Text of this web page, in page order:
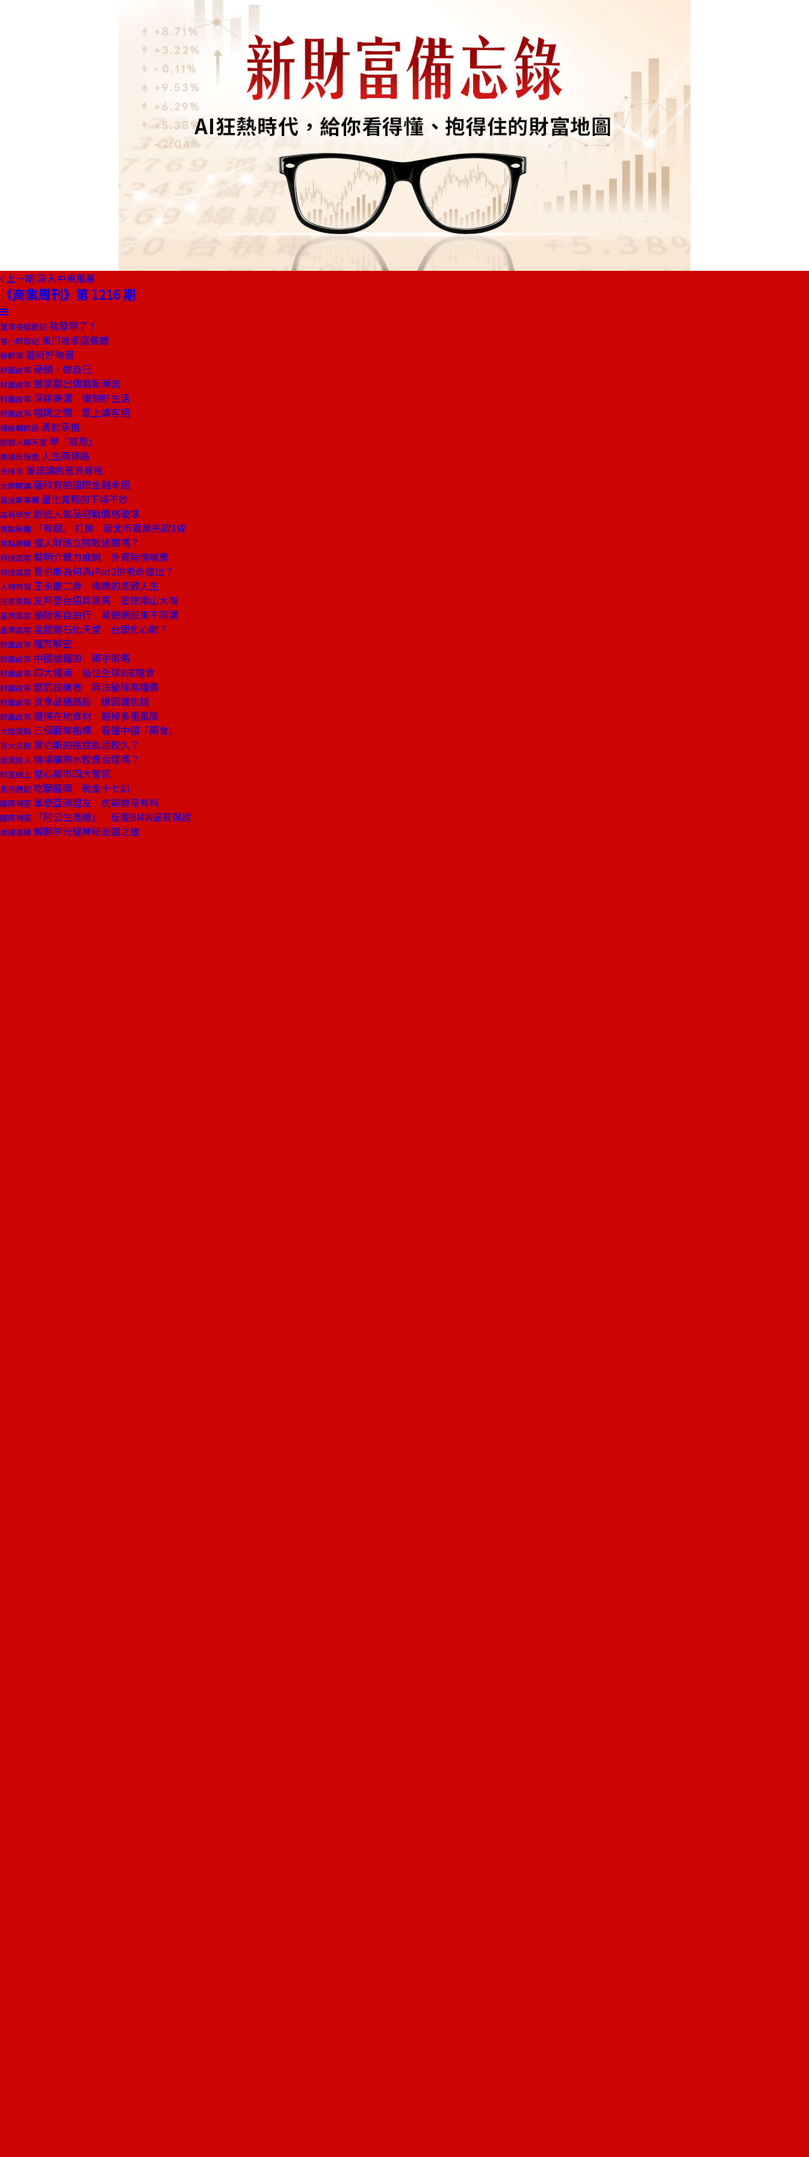
上一期 深入中東風暴
《商業周刊》第 1216 期
董事長嬉遊記 我發現了！
嘗小鮮筆記 東爪哇家庭餐廳
新鮮事 藝術好陶器
封面故事 硬頸，做自己
封面故事 雙掌翻出偶戲新潮流
封面故事 深耕美濃 復刻好生活
封面故事 唱跳之間 愛上講客語
總編輯的話 勇於承擔
創辦人聊天室 學「感恩」
商場自慢塾 人生兩條路
去梯言 最該課的是浪費稅
大師開講 薩科齊的國際金融考題
葛洛斯專欄 量化寬鬆的下場不妙
店長學堂 創造人氣品迎戰價格破壞
焦點新聞 「有感」 打房 新北市買房先砍3成
焦點新聞 擋人財路立院敢過關嗎？
科技風雲 蔡明介賣力推銷 外資無情喊賣
科技風雲 賈伯斯為何為iPad2拚老命復出？
人物特寫 王永慶二房 楊嬌的悲歡人生
投資焦點 友邦登台招兵買馬 密挖南山大咖
產業風雲 搶陸客自由行 易遊網股東不同調
產業風雲 星國變石化天堂 台塑也心動？
封面故事 糧荒解密
封面故事 中國搶糧的 兩手策略
封面故事 四大糧商 掐住全球8成糧食
封面故事 懲罰投機者 無法破除高糧價
封面故事 買食品通路股 賺回麵包錢
封面故事 選擇在地食材 避掉多重風險
大陸焦點 三個觀察指標 看懂中國「兩會」
百大良醫 賈伯斯的癌症能活較久？
經濟達人 機場礦泉水較貴合理嗎？
財富線上 當心房市四大警訊
北京週記 吃顆饅頭 稅金十七趴
國際視窗 單戀亞洲盟友 虎被嫌沒有料
國際視窗 「阿公生產線」 反變BMW品質保證
商周書摘 解開李光耀神秘治國之道